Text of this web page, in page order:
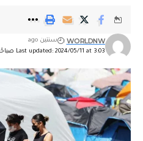
Last updated: 2024/05/11 at 3:03 صباحًا
WORLDNW سنتين ago